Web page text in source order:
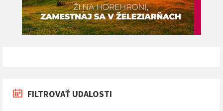
FILTROVAŤ UDALOSTI